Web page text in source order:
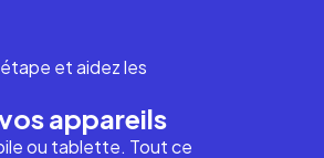
et aidez les
appareils
ou tablette. Tout ce